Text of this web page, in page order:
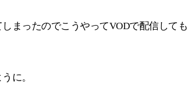
まったのでこうやってVODで配信して
に。